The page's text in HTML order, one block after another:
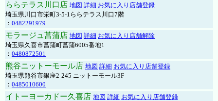
ららテラス川口店 地図 詳細 お気に入り店舗登録
埼玉県川口市栄町3-5-1ららテラス川口7階
： 0482291979
モラージュ菖蒲店 地図 詳細 お気に入り店舗解除
埼玉県久喜市菖蒲町菖蒲6005番地1
： 0480872501
熊谷ニットーモール店 地図 詳細 お気に入り店舗登録
埼玉県熊谷市銀座2-245 ニットーモール3F
： 0485010600
イトーヨーカドー久喜店 地図 詳細 お気に入り店舗登録